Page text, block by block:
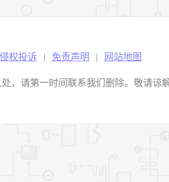
侵权投诉 | 免责声明 | 网站地图
请第一时间联系我们删除。敬请谅解